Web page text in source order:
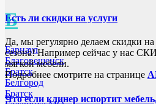
Б
Барнаул
Благовещенск
Братск
Белгород
Братск
Есть ли скидки на услуги
Да, мы регулярно делаем скидки
сезона! Например сейчас у нас
мягкой мебели.
Подробнее смотрите на странице
Что если клинер испортит